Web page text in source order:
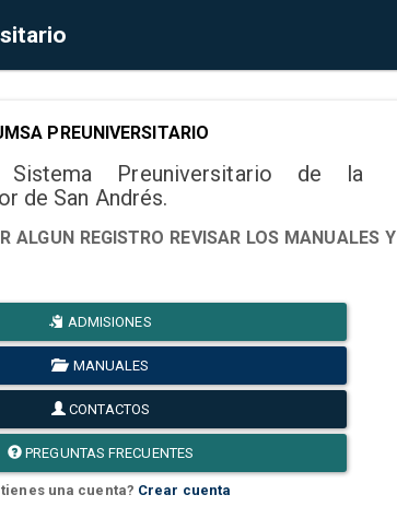
PREUNIVERSITARIO
Preuniversitario de la
de San Andrés.
ALGUN REGISTRO REVISAR LOS MANUALES Y
ADMISIONES
MANUALES
CONTACTOS
PREGUNTAS FRECUENTES
tienes una cuenta? Crear cuenta